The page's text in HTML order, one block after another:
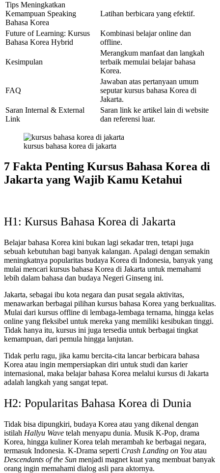
Tips Meningkatkan
Kemampuan Speaking
Bahasa Korea
Latihan berbicara yang efektif.
Future of Learning: Kursus
Bahasa Korea Hybrid
Kombinasi belajar online dan
offline.
Kesimpulan
Merangkum manfaat dan langkah
terbaik memulai belajar bahasa
Korea.
FAQ
Jawaban atas pertanyaan umum
seputar kursus bahasa Korea di
Jakarta.
Saran Internal & External
Link
Saran link ke artikel lain di website
dan referensi luar.
kursus bahasa korea di jakarta
7 Fakta Penting Kursus Bahasa Korea di
Jakarta yang Wajib Kamu Ketahui
H1: Kursus Bahasa Korea di Jakarta
Belajar bahasa Korea kini bukan lagi sekadar tren, tetapi juga
sebuah kebutuhan bagi banyak kalangan. Apalagi dengan semakin
meningkatnya popularitas budaya Korea di Indonesia, banyak yang
mulai mencari kursus bahasa Korea di Jakarta untuk memahami
lebih dalam bahasa dan budaya Negeri Ginseng ini.
Jakarta, sebagai ibu kota negara dan pusat segala aktivitas,
menawarkan berbagai pilihan kursus bahasa Korea yang berkualitas.
Mulai dari kursus offline di lembaga-lembaga ternama, hingga kelas
online yang fleksibel untuk mereka yang memiliki kesibukan tinggi.
Tidak hanya itu, kursus ini juga tersedia untuk berbagai tingkat
kemampuan, dari pemula hingga lanjutan.
Tidak perlu ragu, jika kamu bercita-cita lancar berbicara bahasa
Korea atau ingin mempersiapkan diri untuk studi dan karier
internasional, maka belajar bahasa Korea melalui kursus di Jakarta
adalah langkah yang sangat tepat.
H2: Popularitas Bahasa Korea di Dunia
Tidak bisa dipungkiri, budaya Korea atau yang dikenal dengan
istilah Hallyu Wave telah menyapu dunia. Musik K-Pop, drama
Korea, hingga kuliner Korea telah merambah ke berbagai negara,
termasuk Indonesia. K-Drama seperti Crash Landing on You atau
Descendants of the Sun menjadi magnet kuat yang membuat banyak
orang ingin memahami dialog asli para aktornya.